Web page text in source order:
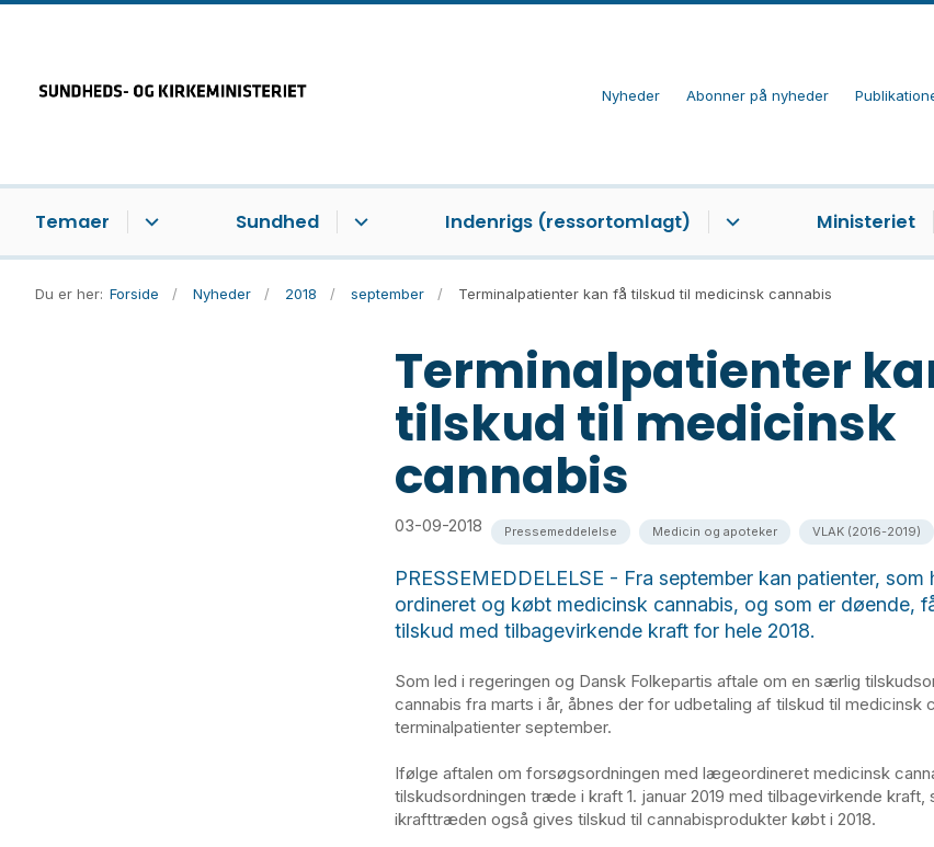
Nyheder Abonner på nyheder
Temaer Sundhed Indenrigs (ressortomlagt) Ministeriet
Du er her: Forside Nyheder 2018 september Terminalpatienter kan få tilskud til medicinsk cannabis
Terminalpatienter
tilskud til medicinsk
cannabis
03-09-2018 Pressemeddelelse Medicin og apoteker VLAK (2016-2019)
PRESSEMEDDELELSE - Fra september kan patienter, som
ordineret og købt medicinsk cannabis, og som er døende,
tilskud med tilbagevirkende kraft for hele 2018.
Som led i regeringen og Dansk Folkepartis aftale om en særlig
cannabis fra marts i år, åbnes der for udbetaling af tilskud til medicinsk
terminalpatienter september.
Ifølge aftalen om forsøgsordningen med lægeordineret medicinsk
tilskudsordningen træde i kraft 1. januar 2019 med tilbagevirkende kraft,
ikrafttræden også gives tilskud til cannabisprodukter købt i 2018.